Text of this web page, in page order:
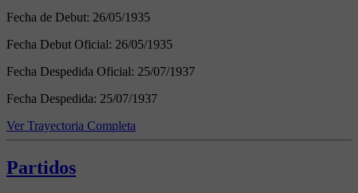
Fecha de Debut: 26/05/1935
Fecha Debut Oficial: 26/05/1935
Fecha Despedida Oficial: 25/07/1937
Fecha Despedida: 25/07/1937
Ver Trayectoria Completa
Partidos